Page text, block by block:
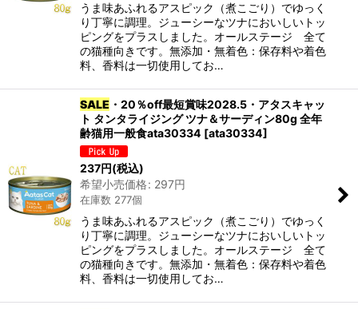
うま味あふれるアスピック（煮こごり）でゆっく
り丁寧に調理。ジューシーなツナにおいしいトッ
ピングをプラスしました。オールステージ 全て
の猫種向きです。無添加・無着色：保存料や着色
料、香料は一切使用してお…
SALE ・20％off最短賞味2028.5・アタスキャッ
ト タンタライジング ツナ＆サーディン80g 全年
齢猫用一般食ata30334 [ata30334]
237円(税込)
希望小売価格: 297円
在庫数 277個
うま味あふれるアスピック（煮こごり）でゆっく
り丁寧に調理。ジューシーなツナにおいしいトッ
ピングをプラスしました。オールステージ 全て
の猫種向きです。無添加・無着色：保存料や着色
料、香料は一切使用してお…